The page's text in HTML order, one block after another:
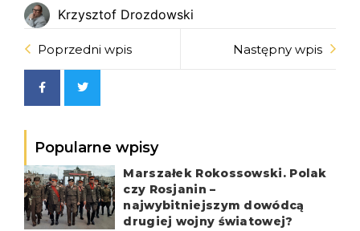
Krzysztof Drozdowski
Poprzedni wpis Następny wpis
Popularne wpisy
Marszałek Rokossowski. Polak
czy Rosjanin –
najwybitniejszym dowódcą
drugiej wojny światowej?